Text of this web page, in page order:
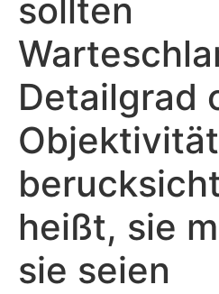
sollten
Detailgrad
Objektivität
heißt, sie
sie seien